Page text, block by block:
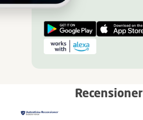
Recensioner